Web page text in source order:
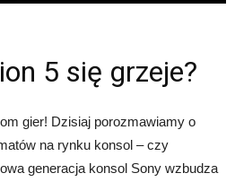
5 się grzeje?
gier! Dzisiaj porozmawiamy o
na rynku konsol – czy
generacja konsol Sony wzbudza